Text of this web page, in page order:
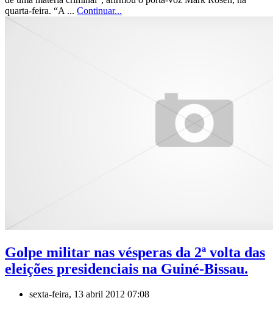
quarta-feira. “A ... Continuar...
Golpe militar nas vésperas da 2ª volta das
eleições presidenciais na Guiné-Bissau.
sexta-feira, 13 abril 2012 07:08